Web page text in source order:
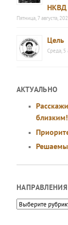
НКВД
Пятница, 7 августа,
Цель
Среда, 5
АКТУАЛЬНО
близким!
НАПРАВЛЕНИЯ
Направления